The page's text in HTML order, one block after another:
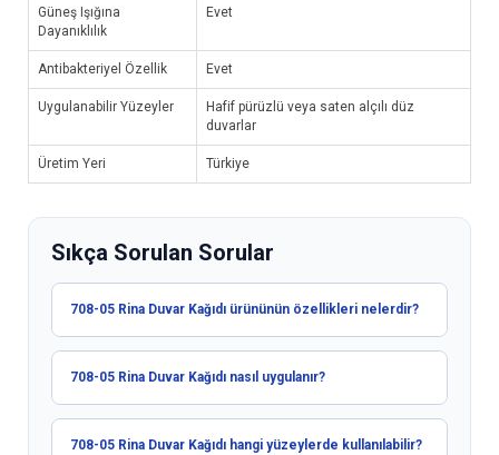
Güneş Işığına
Dayanıklılık
Evet
Antibakteriyel Özellik Evet
Uygulanabilir Yüzeyler
Hafif pürüzlü veya saten alçılı düz
duvarlar
Üretim Yeri Türkiye
Sıkça Sorulan Sorular
708-05 Rina Duvar Kağıdı ürününün özellikleri nelerdir?
708-05 Rina Duvar Kağıdı nasıl uygulanır?
708-05 Rina Duvar Kağıdı hangi yüzeylerde kullanılabilir?